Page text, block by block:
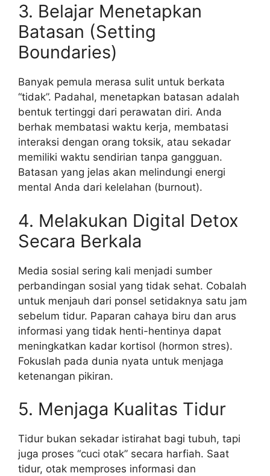
3. Belajar Menetapkan
Batasan (Setting
Boundaries)
Banyak pemula merasa sulit untuk berkata
“tidak”. Padahal, menetapkan batasan adalah
bentuk tertinggi dari perawatan diri. Anda
berhak membatasi waktu kerja, membatasi
interaksi dengan orang toksik, atau sekadar
memiliki waktu sendirian tanpa gangguan.
Batasan yang jelas akan melindungi energi
mental Anda dari kelelahan (burnout).
4. Melakukan Digital Detox
Secara Berkala
Media sosial sering kali menjadi sumber
perbandingan sosial yang tidak sehat. Cobalah
untuk menjauh dari ponsel setidaknya satu jam
sebelum tidur. Paparan cahaya biru dan arus
informasi yang tidak henti-hentinya dapat
meningkatkan kadar kortisol (hormon stres).
Fokuslah pada dunia nyata untuk menjaga
ketenangan pikiran.
5. Menjaga Kualitas Tidur
Tidur bukan sekadar istirahat bagi tubuh, tapi
juga proses “cuci otak” secara harfiah. Saat
tidur, otak memproses informasi dan